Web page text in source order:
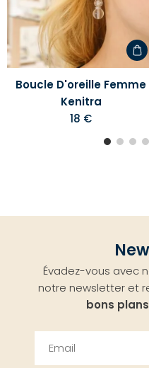
Boucle D'oreille Femme
Kenitra
18 €
Évadez-vous avec
notre newsletter et
bons